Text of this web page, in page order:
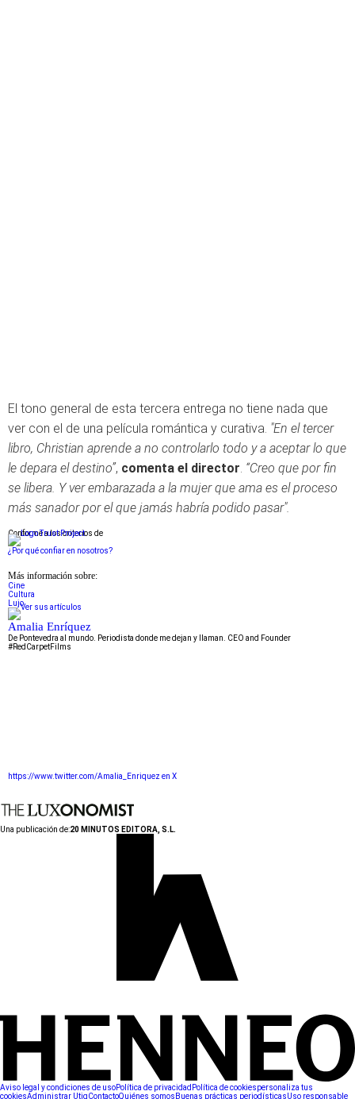
El tono general de esta tercera entrega no tiene nada que
ver con el de una película romántica y curativa. "En el tercer
libro, Christian aprende a no controlarlo todo y a aceptar lo que
le depara el destino”, comenta el director. “Creo que por fin
se libera. Y ver embarazada a la mujer que ama es el proceso
más sanador por el que jamás habría podido pasar".
Conforme a los criterios de
¿Por qué confiar en nosotros?
Más información sobre:
Cine
Cultura
Lujo
Amalia Enríquez
De Pontevedra al mundo. Periodista donde me dejan y llaman. CEO and Founder
#RedCarpetFilms
https://www.twitter.com/Amalia_Enriquez en X
Una publicación de:20 MINUTOS EDITORA, S.L.
Aviso legal y condiciones de usoPolítica de privacidad Política de cookiespersonaliza tus
cookiesAdministrar UtiqContactoQuiénes somos Buenas prácticas periodísticasUso responsable